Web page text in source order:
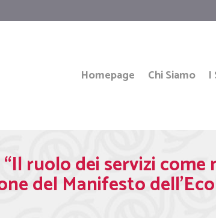
Homepage Chi Siamo I
ruolo dei servizi
del Manifesto